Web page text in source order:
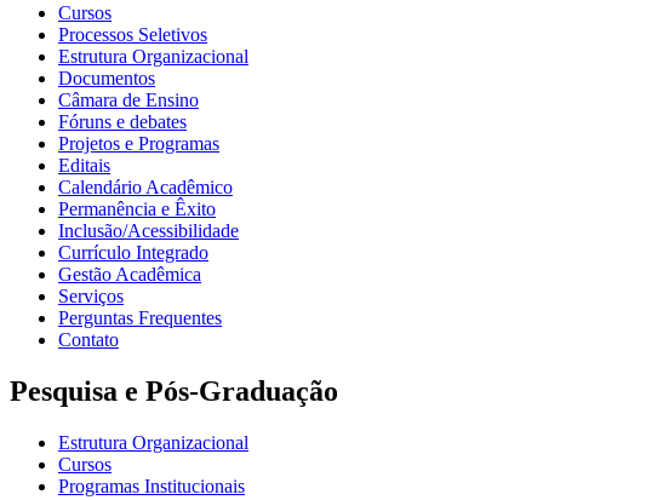
Cursos
Processos Seletivos
Estrutura Organizacional
Documentos
Câmara de Ensino
Fóruns e debates
Projetos e Programas
Editais
Calendário Acadêmico
Permanência e Êxito
Inclusão/Acessibilidade
Currículo Integrado
Gestão Acadêmica
Serviços
Perguntas Frequentes
Contato
Pesquisa e Pós-Graduação
Estrutura Organizacional
Cursos
Programas Institucionais